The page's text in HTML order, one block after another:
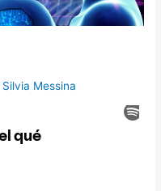
Silvia Messina